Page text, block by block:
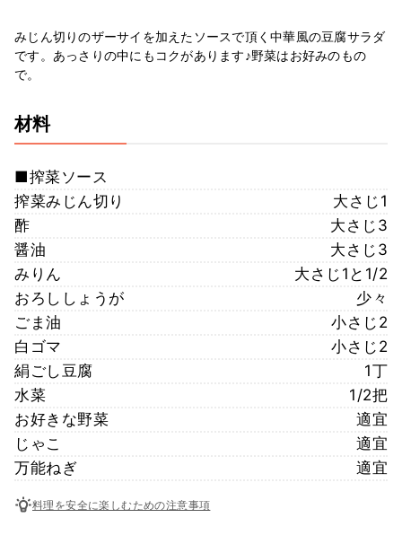
みじん切りのザーサイを加えたソースで頂く中華風の豆腐サラダ
です。あっさりの中にもコクがあります♪野菜はお好みのもの
で。
材料
■搾菜ソース
搾菜みじん切り
大さじ1
酢
大さじ3
醤油
大さじ3
みりん
大さじ1と1/2
おろししょうが
少々
ごま油
小さじ2
白ゴマ
小さじ2
絹ごし豆腐
1丁
水菜
1/2把
お好きな野菜
適宜
じゃこ
適宜
万能ねぎ
適宜
料理を安全に楽しむための注意事項